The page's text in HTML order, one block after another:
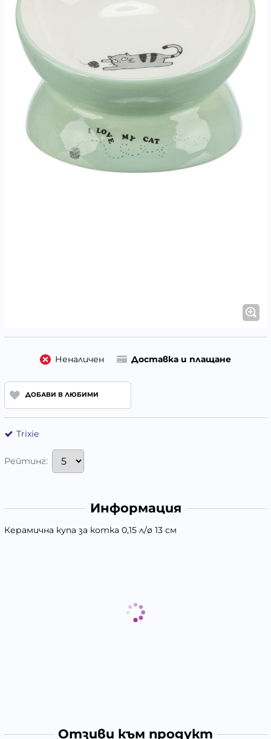
Неналичен Доставка и плащане
ДОБАВИ В ЛЮБИМИ
Trixie
Рейтинг:
Информация
Керамична купа за котка 0,15 л/ø 13 см
Отзиви към продукт